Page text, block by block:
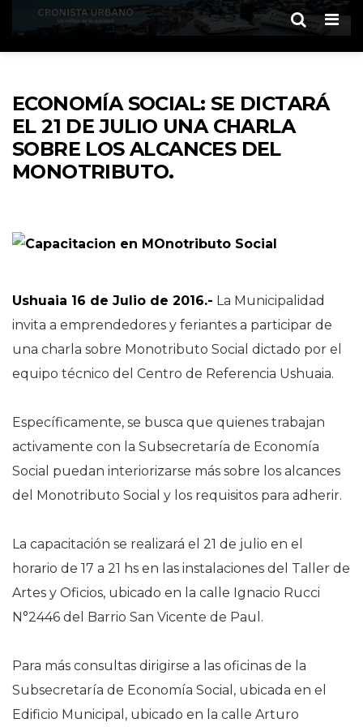
ECONOMÍA SOCIAL: SE DICTARÁ
EL 21 DE JULIO UNA CHARLA
SOBRE LOS ALCANCES DEL
MONOTRIBUTO.
Ushuaia 16 de Julio de 2016.- La Municipalidad
invita a emprendedores y feriantes a participar de
una charla sobre Monotributo Social dictado por el
equipo técnico del Centro de Referencia Ushuaia.
Específicamente, se busca que quienes trabajan
activamente con la Subsecretaría de Economía
Social puedan interiorizarse más sobre los alcances
del Monotributo Social y los requisitos para adherir.
La capacitación se realizará el 21 de julio en el
horario de 17 a 21 hs en las instalaciones del Taller de
Artes y Oficios, ubicado en la calle Ignacio Rucci
N°2446 del Barrio San Vicente de Paul.
Para más consultas dirigirse a las oficinas de la
Subsecretaría de Economía Social, ubicada en el
Edificio Municipal, ubicado en la calle Arturo